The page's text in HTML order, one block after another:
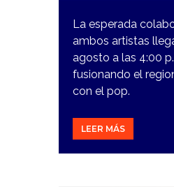
La esperada
ambos artistas
agosto a las 4:00
fusionando el
con el pop.
LEER MÁS